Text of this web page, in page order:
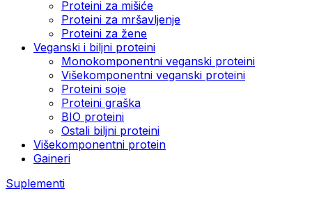
Proteini za mišiće
Proteini za mršavljenje
Proteini za žene
Veganski i biljni proteini
Monokomponentni veganski proteini
Višekomponentni veganski proteini
Proteini soje
Proteini graška
BIO proteini
Ostali biljni proteini
Višekomponentni protein
Gaineri
Suplementi